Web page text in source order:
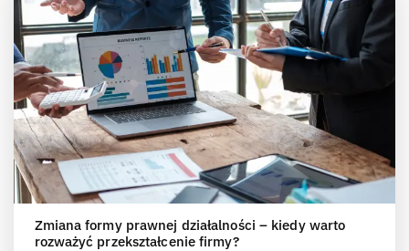
Zmiana formy prawnej działalności – kiedy warto
rozważyć przekształcenie firmy?